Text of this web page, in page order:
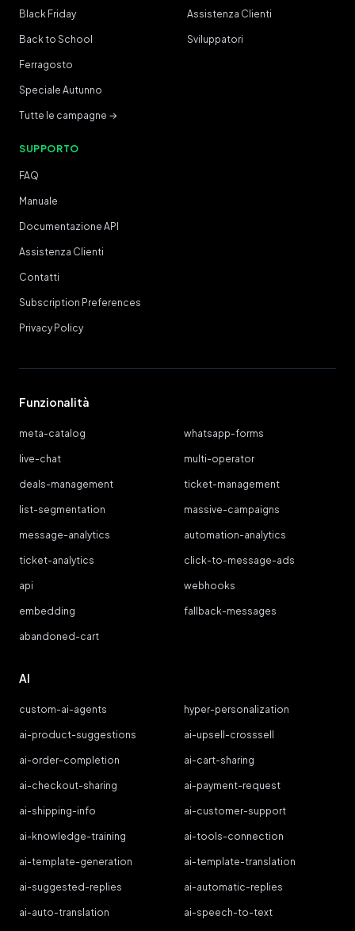
Black Friday
Back to School
Ferragosto
Speciale Autunno
Tutte le campagne →
Assistenza Clienti
Sviluppatori
SUPPORTO
FAQ
Manuale
Documentazione API
Assistenza Clienti
Contatti
Subscription Preferences
Privacy Policy
Funzionalità
meta-catalog whatsapp-forms
live-chat multi-operator
deals-management ticket-management
list-segmentation massive-campaigns
message-analytics automation-analytics
ticket-analytics click-to-message-ads
api webhooks
embedding fallback-messages
abandoned-cart
AI
custom-ai-agents hyper-personalization
ai-product-suggestions ai-upsell-crosssell
ai-order-completion ai-cart-sharing
ai-checkout-sharing ai-payment-request
ai-shipping-info ai-customer-support
ai-knowledge-training ai-tools-connection
ai-template-generation ai-template-translation
ai-suggested-replies ai-automatic-replies
ai-auto-translation ai-speech-to-text